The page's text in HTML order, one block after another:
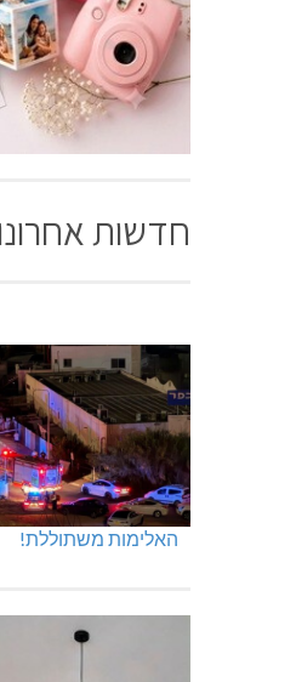
חדשות
האלימות משתוללת!